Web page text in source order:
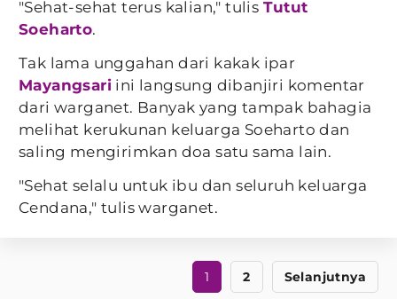
"Sehat-sehat terus kalian," tulis Tutut
Soeharto.
Tak lama unggahan dari kakak ipar
Mayangsari ini langsung dibanjiri komentar
dari warganet. Banyak yang tampak bahagia
melihat kerukunan keluarga Soeharto dan
saling mengirimkan doa satu sama lain.
"Sehat selalu untuk ibu dan seluruh keluarga
Cendana," tulis warganet.
1 2 Selanjutnya